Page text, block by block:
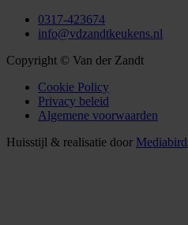
0317-423674
info@vdzandtkeukens.nl
Copyright © Van der Zandt
Cookie Policy
Privacy beleid
Algemene voorwaarden
Huisstijl & realisatie door